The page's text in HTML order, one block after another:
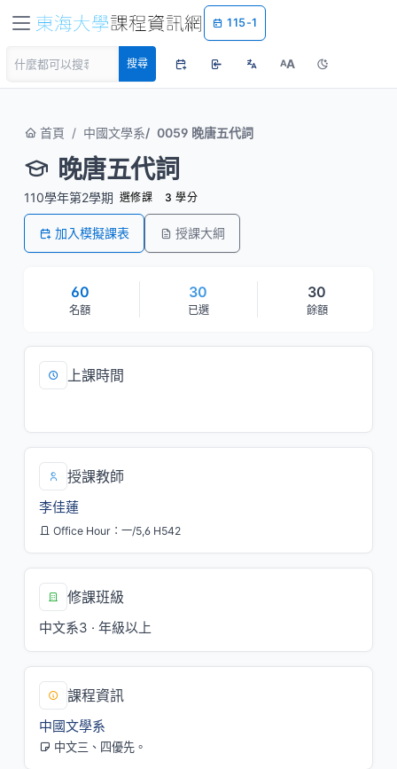
115-1
搜尋 AA
首頁 中國文學系 0059 晚唐五代詞
晚唐五代詞
110學年第2學期 選修課 3 學分
加入模擬課表 授課大綱
60
名額
30
已選
30
餘額
上課時間
授課教師
李佳蓮
Office Hour：一/5,6 H542
修課班級
中文系3 · 年級以上
課程資訊
中國文學系
中文三、四優先。